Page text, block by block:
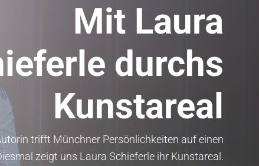
Mit Laura
durchs
Kunstareal
trifft Münchner Persönlichkeiten auf einen
zeigt uns Laura Schieferle ihr Kunstareal.